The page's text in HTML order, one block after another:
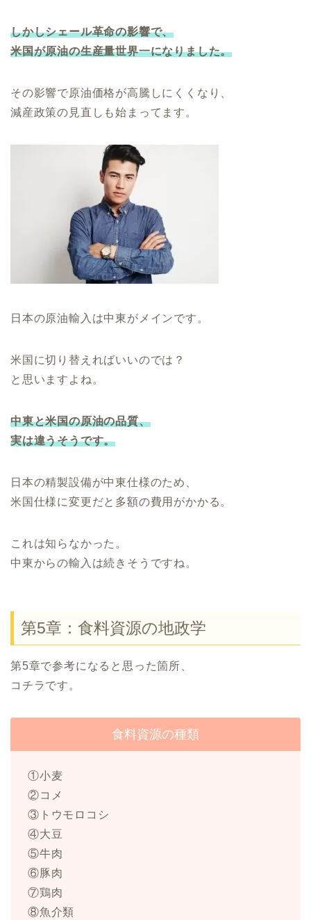
しかしシェール革命の影響で、
米国が原油の生産量世界一になりました。
その影響で原油価格が高騰しにくくなり、
減産政策の見直しも始まってます。
日本の原油輸入は中東がメインです。
米国に切り替えればいいのでは？
と思いますよね。
中東と米国の原油の品質、
実は違うそうです。
日本の精製設備が中東仕様のため、
米国仕様に変更だと多額の費用がかかる。
これは知らなかった。
中東からの輸入は続きそうですね。
第5章：食料資源の地政学
第5章で参考になると思った箇所、
コチラです。
食料資源の種類
①小麦
②コメ
③トウモロコシ
④大豆
⑤牛肉
⑥豚肉
⑦鶏肉
⑧魚介類